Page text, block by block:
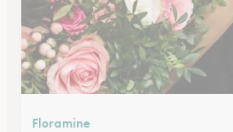
Floramine